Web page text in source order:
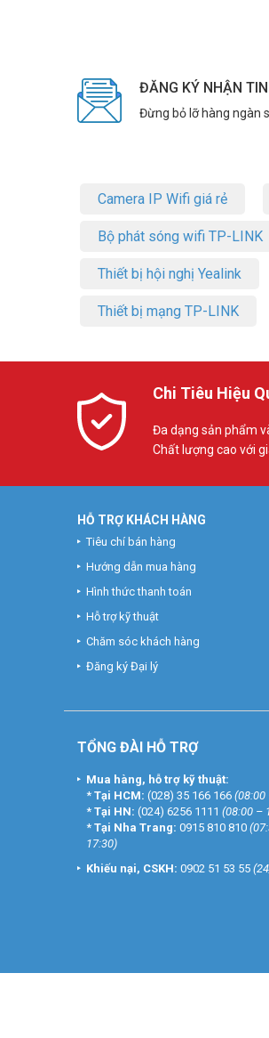
ĐĂNG KÝ NHẬN
Đừng bỏ lỡ hàng ngàn
Camera IP Wifi giá rẻ
Bộ phát sóng wifi TP-LINK
Thiết bị hội nghị Yealink
Thiết bị mạng TP-LINK
Chi Tiêu Hiệu
Đa dạng sản phẩm
Chất lượng cao với
HỖ TRỢ KHÁCH HÀNG
Tiêu chí bán hàng
Hướng dẫn mua hàng
Hình thức thanh toán
Hỗ trợ kỹ thuật
Chăm sóc khách hàng
Đăng ký Đại lý
TỔNG ĐÀI HỖ TRỢ
Mua hàng, hỗ trợ kỹ thuật:
* Tại HCM: (028) 35 166 166 (08:00
* Tại HN: (024) 6256 1111 (08:00 –
* Tại Nha Trang: 0915 810 810
17:30)
Khiếu nại, CSKH: 0902 51 53 55